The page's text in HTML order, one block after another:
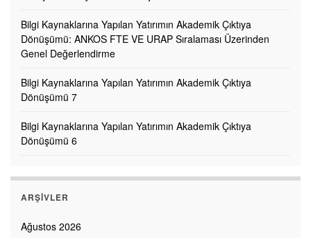
Bilgi Kaynaklarına Yapılan Yatırımın Akademik Çıktıya
Dönüşümü: ANKOS FTE VE URAP Sıralaması Üzerinden
Genel Değerlendirme
Bilgi Kaynaklarına Yapılan Yatırımın Akademik Çıktıya
Dönüşümü 7
Bilgi Kaynaklarına Yapılan Yatırımın Akademik Çıktıya
Dönüşümü 6
ARŞIVLER
Ağustos 2026